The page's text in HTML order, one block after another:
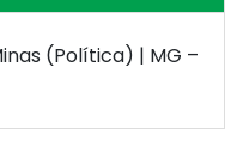
(Política) | MG –